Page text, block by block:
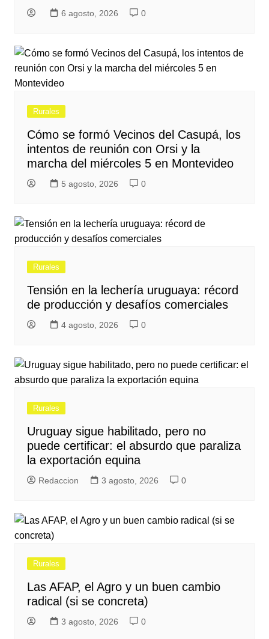
6 agosto, 2026 0
Rurales
Cómo se formó Vecinos del Casupá, los
intentos de reunión con Orsi y la
marcha del miércoles 5 en Montevideo
5 agosto, 2026 0
Rurales
Tensión en la lechería uruguaya: récord
de producción y desafíos comerciales
4 agosto, 2026 0
Rurales
Uruguay sigue habilitado, pero no
puede certificar: el absurdo que paraliza
la exportación equina
Redaccion 3 agosto, 2026 0
Rurales
Las AFAP, el Agro y un buen cambio
radical (si se concreta)
3 agosto, 2026 0